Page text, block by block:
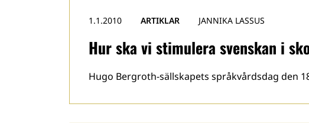
Hur ska vi stimulera svenskan i
1.1.2010 ARTIKLAR JANNIKA LASSUS
Hugo Bergroth-sällskapets språkvårdsdag den